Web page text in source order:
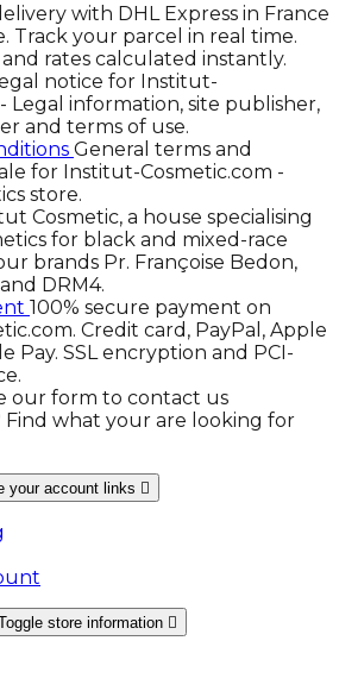
with DHL Express in France
Track your parcel in real time.
rates calculated instantly.
notice for Institut-
Legal information, site publisher,
and terms of use.
General terms and
for Institut-Cosmetic.com -
store.
Cosmetic, a house specialising
for black and mixed-race
brands Pr. Françoise Bedon,
DRM4.
100% secure payment on
Credit card, PayPal, Apple
Pay. SSL encryption and PCI-
our form to contact us
Find what your are looking for
your account links 
store information 